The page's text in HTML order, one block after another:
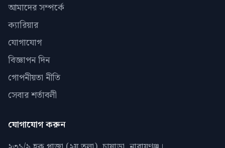
আমাদের সম্পর্কে
ক্যারিয়ার
যোগাযোগ
বিজ্ঞাপন দিন
গোপনীয়তা নীতি
সেবার শর্তাবলী
যোগাযোগ করুন